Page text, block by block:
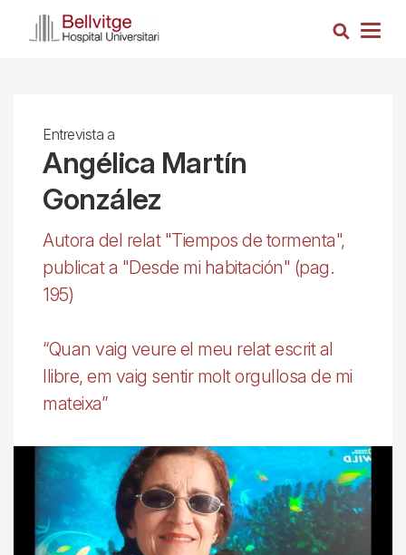
Cerca
Entrevista a
Angélica Martín
González
Autora del relat "Tiempos de tormenta",
publicat a "Desde mi habitación" (pag.
195)
“Quan vaig veure el meu relat escrit al
llibre, em vaig sentir molt orgullosa de mi
mateixa”